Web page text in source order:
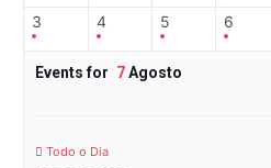
3 4 5 6
Events for 7Agosto
Todo o Dia